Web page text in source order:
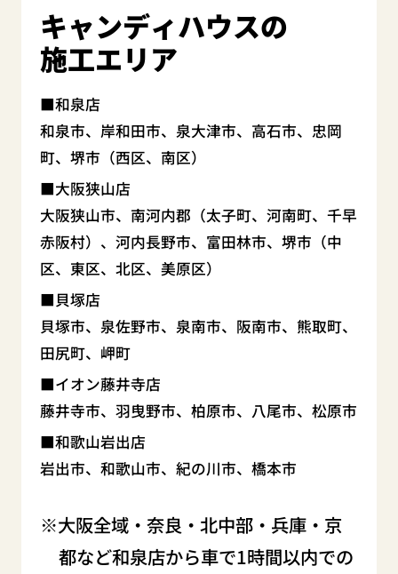
キャンディハウスの
施工エリア
和泉店
和泉市、岸和田市、泉大津市、高石市、忠岡
町、堺市（西区、南区）
大阪狭山店
大阪狭山市、南河内郡（太子町、河南町、千早
赤阪村）、河内長野市、富田林市、堺市（中
区、東区、北区、美原区）
貝塚店
貝塚市、泉佐野市、泉南市、阪南市、熊取町、
田尻町、岬町
イオン藤井寺店
藤井寺市、羽曳野市、柏原市、八尾市、松原市
和歌山岩出店
岩出市、和歌山市、紀の川市、橋本市
大阪全域・奈良・北中部・兵庫・京
都など和泉店から車で1時間以内での